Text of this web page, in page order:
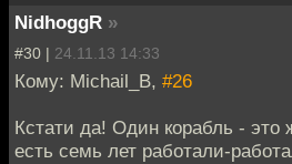
NidhoggR »
#30 | 24.11.13 14:33
Кому: Michail_B, #26
Кстати да! Один корабль - это
есть семь лет работали-